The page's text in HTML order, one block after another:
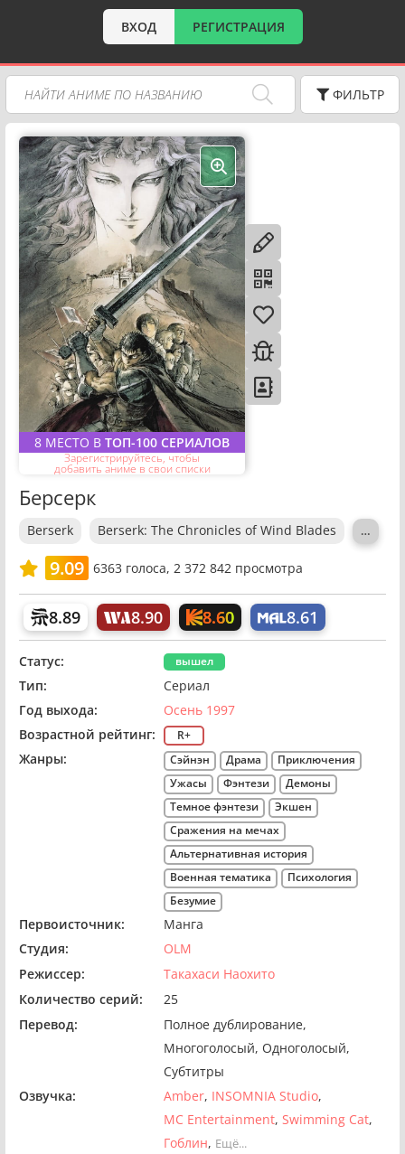
ВХОД РЕГИСТРАЦИЯ
ФИЛЬТР
8 МЕСТО В ТОП-100 СЕРИАЛОВ
Зарегистрируйтесь, чтобы
добавить аниме в свои списки
Берсерк
Berserk Berserk: The Chronicles of Wind Blades …
9.09 6363 голоса, 2 372 842 просмотра
8.89 8.90 8.60 8.61
Статус: вышел
Тип:
Сериал
Год выхода:
Осень 1997
Возрастной рейтинг:
R+
Жанры: Сэйнэн Драма
Приключения
Ужасы
Фэнтези
Демоны
Темное фэнтези
Экшен
Сражения на мечах
Альтернативная история
Военная тематика
Психология
Безумие
Первоисточник:
Манга
Студия:
OLM
Режиссер:
Такахаси Наохито
Количество серий:
25
Перевод:
Полное дублирование
Многоголосый Одноголосый
Субтитры
Озвучка:
Amber INSOMNIA Studio
MC Entertainment Swimming Cat
Гоблин Ещё...